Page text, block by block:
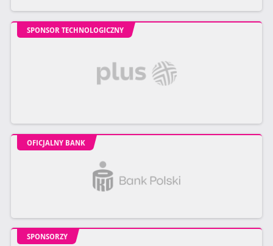
SPONSOR TECHNOLOGICZNY
OFICJALNY BANK
SPONSORZY